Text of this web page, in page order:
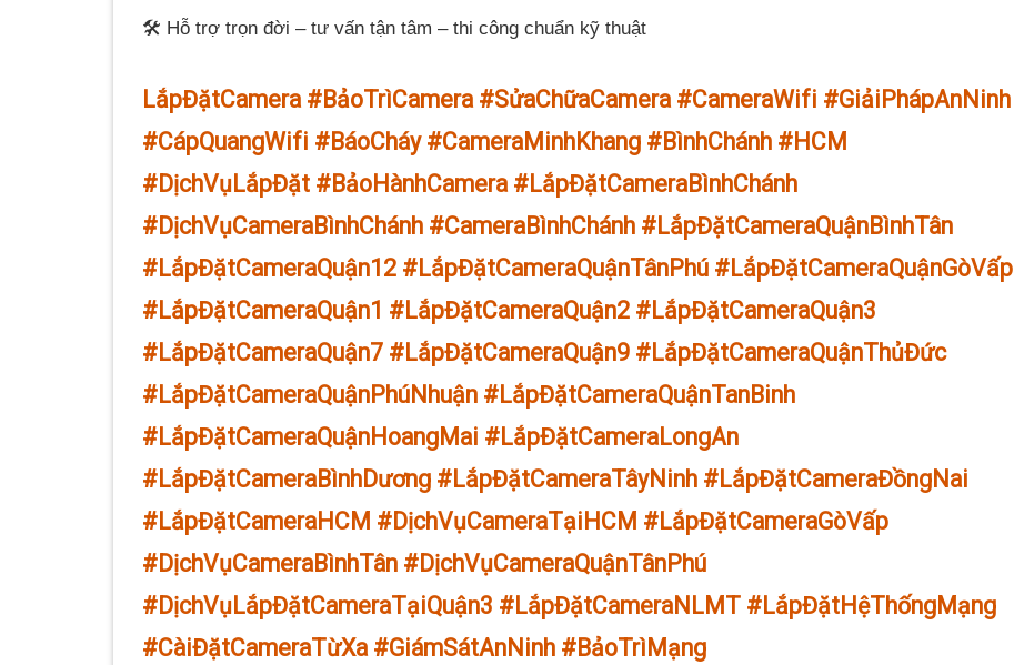
🛠 Hỗ trợ trọn đời – tư vấn tận tâm – thi công chuẩn kỹ thuật
LắpĐặtCamera #BảoTrìCamera #SửaChữaCamera #CameraWifi #GiảiPhápAnNinh
#CápQuangWifi #BáoCháy #CameraMinhKhang #BìnhChánh #HCM
#DịchVụLắpĐặt #BảoHànhCamera #LắpĐặtCameraBìnhChánh
#DịchVụCameraBìnhChánh #CameraBìnhChánh #LắpĐặtCameraQuậnBìnhTân
#LắpĐặtCameraQuận12 #LắpĐặtCameraQuậnTânPhú #LắpĐặtCameraQuậnGòVấp
#LắpĐặtCameraQuận1 #LắpĐặtCameraQuận2 #LắpĐặtCameraQuận3
#LắpĐặtCameraQuận7 #LắpĐặtCameraQuận9 #LắpĐặtCameraQuậnThủĐức
#LắpĐặtCameraQuậnPhúNhuận #LắpĐặtCameraQuậnTanBinh
#LắpĐặtCameraQuậnHoangMai #LắpĐặtCameraLongAn
#LắpĐặtCameraBìnhDương #LắpĐặtCameraTâyNinh #LắpĐặtCameraĐồngNai
#LắpĐặtCameraHCM #DịchVụCameraTạiHCM #LắpĐặtCameraGòVấp
#DịchVụCameraBìnhTân #DịchVụCameraQuậnTânPhú
#DịchVụLắpĐặtCameraTạiQuận3 #LắpĐặtCameraNLMT #LắpĐặtHệThốngMạng
#CàiĐặtCameraTừXa #GiámSátAnNinh #BảoTrìMạng